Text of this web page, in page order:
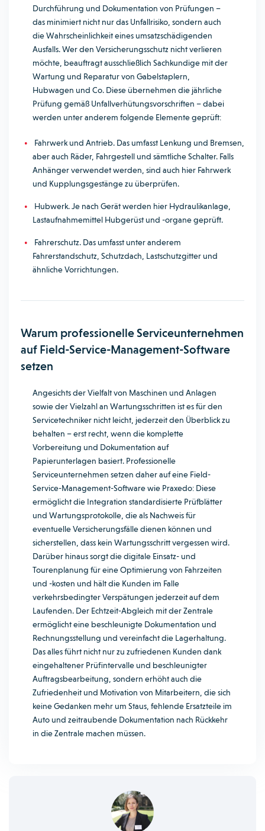
Durchführung und Dokumentation von Prüfungen –
das minimiert nicht nur das Unfallrisiko, sondern auch
die Wahrscheinlichkeit eines umsatzschädigenden
Ausfalls. Wer den Versicherungsschutz nicht verlieren
möchte, beauftragt ausschließlich Sachkundige mit der
Wartung und Reparatur von Gabelstaplern,
Hubwagen und Co. Diese übernehmen die jährliche
Prüfung gemäß Unfallverhütungsvorschriften – dabei
werden unter anderem folgende Elemente geprüft:
Fahrwerk und Antrieb. Das umfasst Lenkung und Bremsen,
aber auch Räder, Fahrgestell und sämtliche Schalter. Falls
Anhänger verwendet werden, sind auch hier Fahrwerk
und Kupplungsgestänge zu überprüfen.
Hubwerk. Je nach Gerät werden hier Hydraulikanlage,
Lastaufnahmemittel Hubgerüst und -organe geprüft.
Fahrerschutz. Das umfasst unter anderem
Fahrerstandschutz, Schutzdach, Lastschutzgitter und
ähnliche Vorrichtungen.
Warum professionelle Serviceunternehmen
auf Field-Service-Management-Software
setzen
Angesichts der Vielfalt von Maschinen und Anlagen
sowie der Vielzahl an Wartungsschritten ist es für den
Servicetechniker nicht leicht, jederzeit den Überblick zu
behalten – erst recht, wenn die komplette
Vorbereitung und Dokumentation auf
Papierunterlagen basiert. Professionelle
Serviceunternehmen setzen daher auf eine Field-
Service-Management-Software wie Praxedo: Diese
ermöglicht die Integration standardisierte Prüfblätter
und Wartungsprotokolle, die als Nachweis für
eventuelle Versicherungsfälle dienen können und
sicherstellen, dass kein Wartungsschritt vergessen wird.
Darüber hinaus sorgt die digitale Einsatz- und
Tourenplanung für eine Optimierung von Fahrzeiten
und -kosten und hält die Kunden im Falle
verkehrsbedingter Verspätungen jederzeit auf dem
Laufenden. Der Echtzeit-Abgleich mit der Zentrale
ermöglicht eine beschleunigte Dokumentation und
Rechnungsstellung und vereinfacht die Lagerhaltung.
Das alles führt nicht nur zu zufriedenen Kunden dank
eingehaltener Prüfintervalle und beschleunigter
Auftragsbearbeitung, sondern erhöht auch die
Zufriedenheit und Motivation von Mitarbeitern, die sich
keine Gedanken mehr um Staus, fehlende Ersatzteile im
Auto und zeitraubende Dokumentation nach Rückkehr
in die Zentrale machen müssen.